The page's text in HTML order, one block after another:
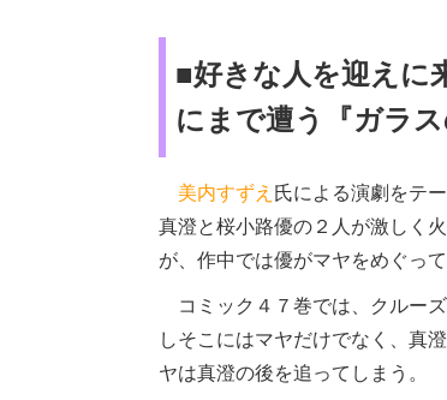
■好きな人を迎えに
にまで遭う『ガラ
美内すずえ 氏による演劇をテ
真澄と桜小路優の２人が激しく
が、作中では優がマヤをめぐっ
コミック４７巻では、クルー
しそこにはマヤだけでなく、真
ヤは真澄の後を追ってしまう。